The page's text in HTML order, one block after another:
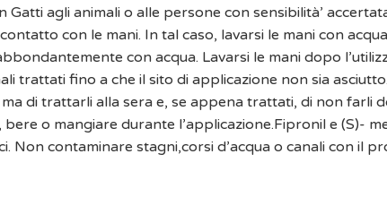
Gatti agli animali o alle persone con sensibilità’
con le mani. In tal caso, lavarsi le mani con
con acqua. Lavarsi le mani dopo
trattati fino a che il sito di applicazione non sia
di trattarli alla sera e, se appena trattati, di non farli
bere o mangiare durante l’applicazione.Fipronil e (S)-
Non contaminare stagni,corsi d’acqua o canali con il